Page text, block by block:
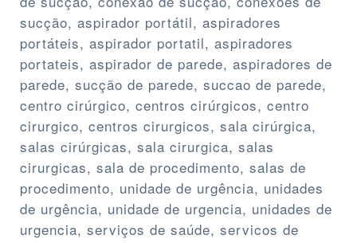
sucção, aspirador portátil, aspiradores
portáteis, aspirador portatil, aspiradores
portateis, aspirador de parede, aspiradores de
parede, sucção de parede, succao de parede,
centro cirúrgico, centros cirúrgicos, centro
cirurgico, centros cirurgicos, sala cirúrgica,
salas cirúrgicas, sala cirurgica, salas
cirurgicas, sala de procedimento, salas de
procedimento, unidade de urgência, unidades
de urgência, unidade de urgencia, unidades de
urgencia, serviços de saúde, servicos de